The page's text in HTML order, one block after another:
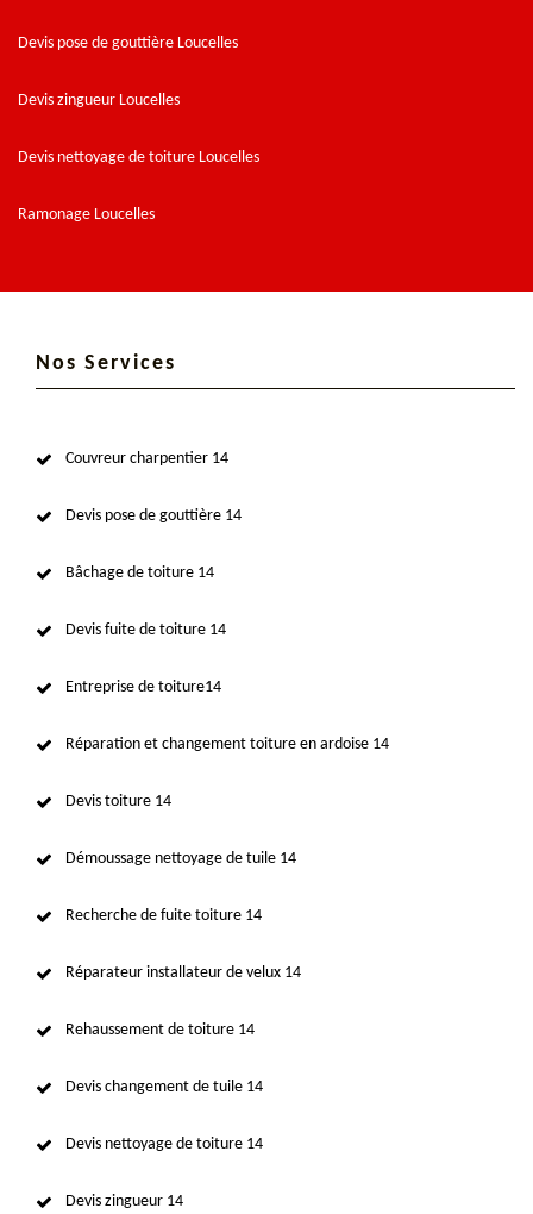
Devis pose de gouttière Loucelles
Devis zingueur Loucelles
Devis nettoyage de toiture Loucelles
Ramonage Loucelles
Nos Services
Couvreur charpentier 14
Devis pose de gouttière 14
Bâchage de toiture 14
Devis fuite de toiture 14
Entreprise de toiture14
Réparation et changement toiture en ardoise 14
Devis toiture 14
Démoussage nettoyage de tuile 14
Recherche de fuite toiture 14
Réparateur installateur de velux 14
Rehaussement de toiture 14
Devis changement de tuile 14
Devis nettoyage de toiture 14
Devis zingueur 14